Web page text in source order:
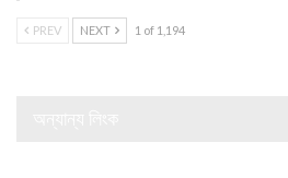
PREV NEXT 1 of 1,194